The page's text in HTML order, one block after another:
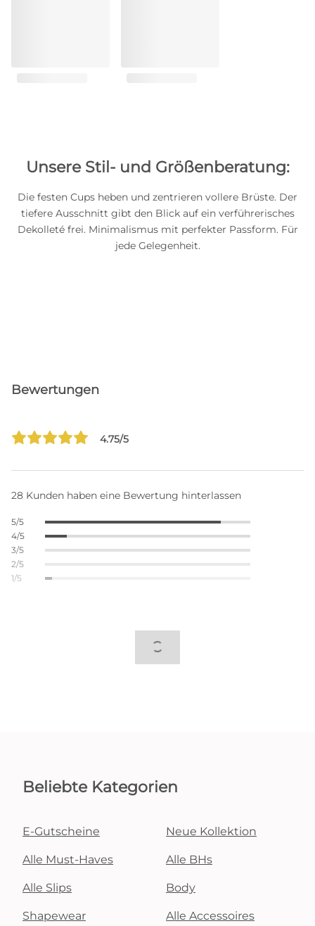
Unsere Stil- und Größenberatung:
Die festen Cups heben und zentrieren vollere Brüste. Der
tiefere Ausschnitt gibt den Blick auf ein verführerisches
Dekolleté frei. Minimalismus mit perfekter Passform. Für
jede Gelegenheit.
Bewertungen
4.75/5
28 Kunden haben eine Bewertung hinterlassen
5/5
4/5
3/5
2/5
1/5
Beliebte Kategorien
E-Gutscheine Neue Kollektion
Alle Must-Haves Alle BHs
Alle Slips Body
Shapewear Alle Accessoires